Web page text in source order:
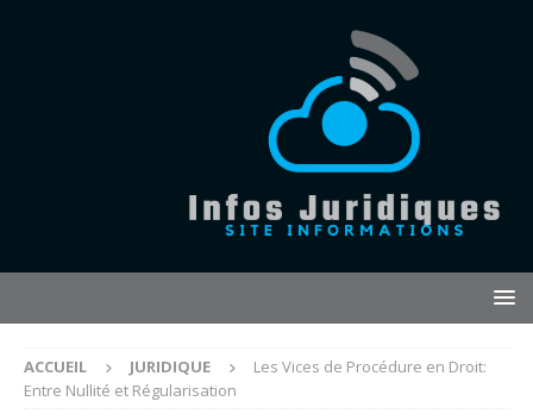
ACCUEIL JURIDIQUE
Les Vices de Procédure en Droit:
Entre Nullité et Régularisation